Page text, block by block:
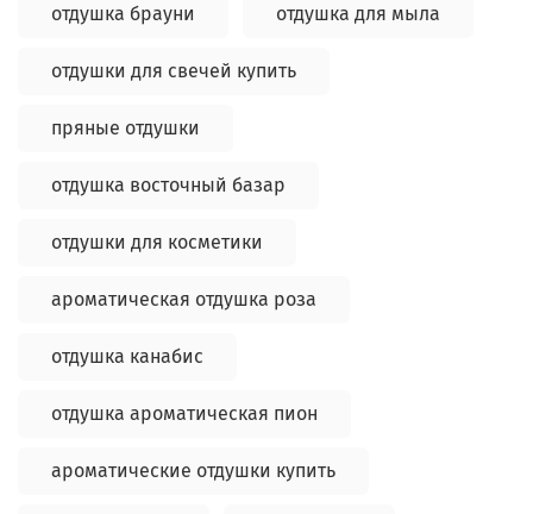
отдушка брауни отдушка для мыла
отдушки для свечей купить
пряные отдушки
отдушка восточный базар
отдушки для косметики
ароматическая отдушка роза
отдушка канабис
отдушка ароматическая пион
ароматические отдушки купить